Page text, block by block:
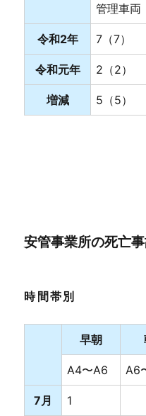
管理車両
令和2年 7（7）
令和元年 2（2）
増減 5（5）
安管事業所の死亡
時間帯別
早朝
A4〜A6 A6
7月 1